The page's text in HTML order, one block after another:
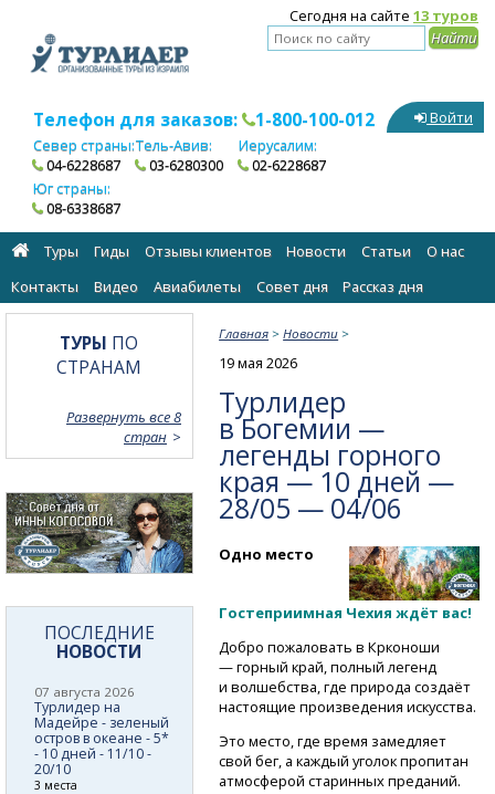
Сегодня на сайте 13 туров
Телефон для заказов: 1-800-100-012
Север страны:
04-6228687
Тель-Авив:
03-6280300
Иерусалим:
02-6228687
Юг страны:
08-6338687
Войти
Туры Гиды Отзывы клиентов Новости Статьи
О нас
Контакты
Видео Авиабилеты Cовет дня Рассказ дня
Главная >Новости >
19 мая 2026
Турлидер
в Богемии —
легенды горного
края — 10 дней —
28/05 — 04/06
Одно место
Гостеприимная Чехия ждёт вас!
Добро пожаловать в Крконоши
— горный край, полный легенд
и волшебства, где природа создаёт
настоящие произведения искусства.
Это место, где время замедляет
свой бег, а каждый уголок пропитан
атмосферой старинных преданий.
ТУРЫ ПО
СТРАНАМ
Развернуть все 8
стран
ПОСЛЕДНИЕ
НОВОСТИ
07 августа 2026
Турлидер на
Мадейре - зеленый
остров в океане - 5*
- 10 дней - 11/10 -
20/10
3 места